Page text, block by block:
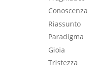
Conoscenza
Riassunto
Paradigma
Gioia
Tristezza